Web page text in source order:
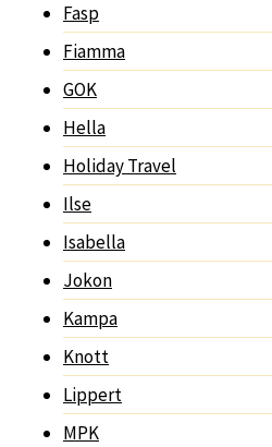
Fasp
Fiamma
GOK
Hella
Holiday Travel
Ilse
Isabella
Jokon
Kampa
Knott
Lippert
MPK